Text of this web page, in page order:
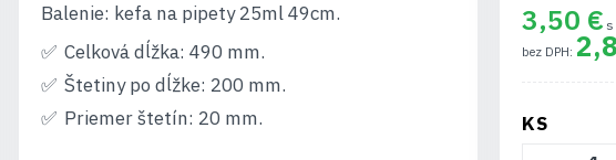
Balenie: kefa na pipety 25ml 49cm.
Celková dĺžka: 490 mm.
Štetiny po dĺžke: 200 mm.
Priemer štetín: 20 mm.
3,50 €
KS